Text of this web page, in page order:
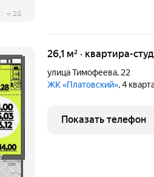
+ 26
+4
26,1 м² · квартира-
улица Тимофеева, 22
ЖК «Платовский», 4
Показать телефон